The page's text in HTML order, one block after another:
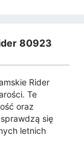
80923
Rider
Te
oraz
się
letnich